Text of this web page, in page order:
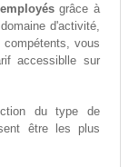
grâce à
d'activité,
compétents, vous
accessiblle sur
du type de
être les plus